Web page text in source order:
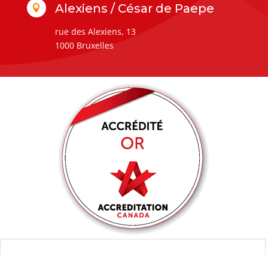
 Alexiens / César de Paepe
rue des Alexiens, 13
1000 Bruxelles